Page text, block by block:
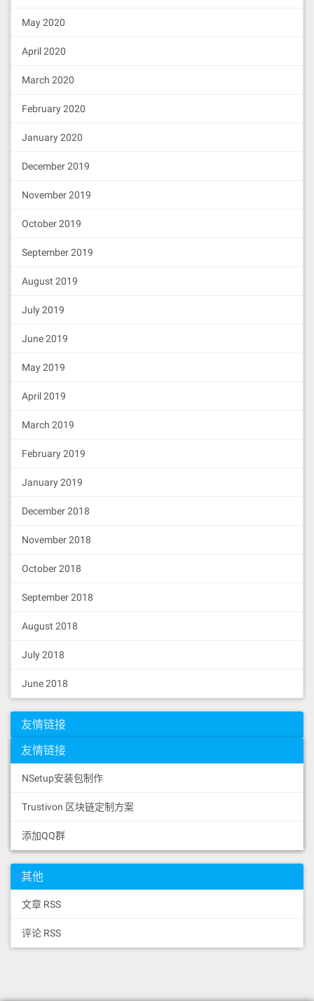
May 2020
April 2020
March 2020
February 2020
January 2020
December 2019
November 2019
October 2019
September 2019
August 2019
July 2019
June 2019
May 2019
April 2019
March 2019
February 2019
January 2019
December 2018
November 2018
October 2018
September 2018
August 2018
July 2018
June 2018
友情链接
友情链接
NSetup安装包制作
Trustivon 区块链定制方案
添加QQ群
其他
文章 RSS
评论 RSS